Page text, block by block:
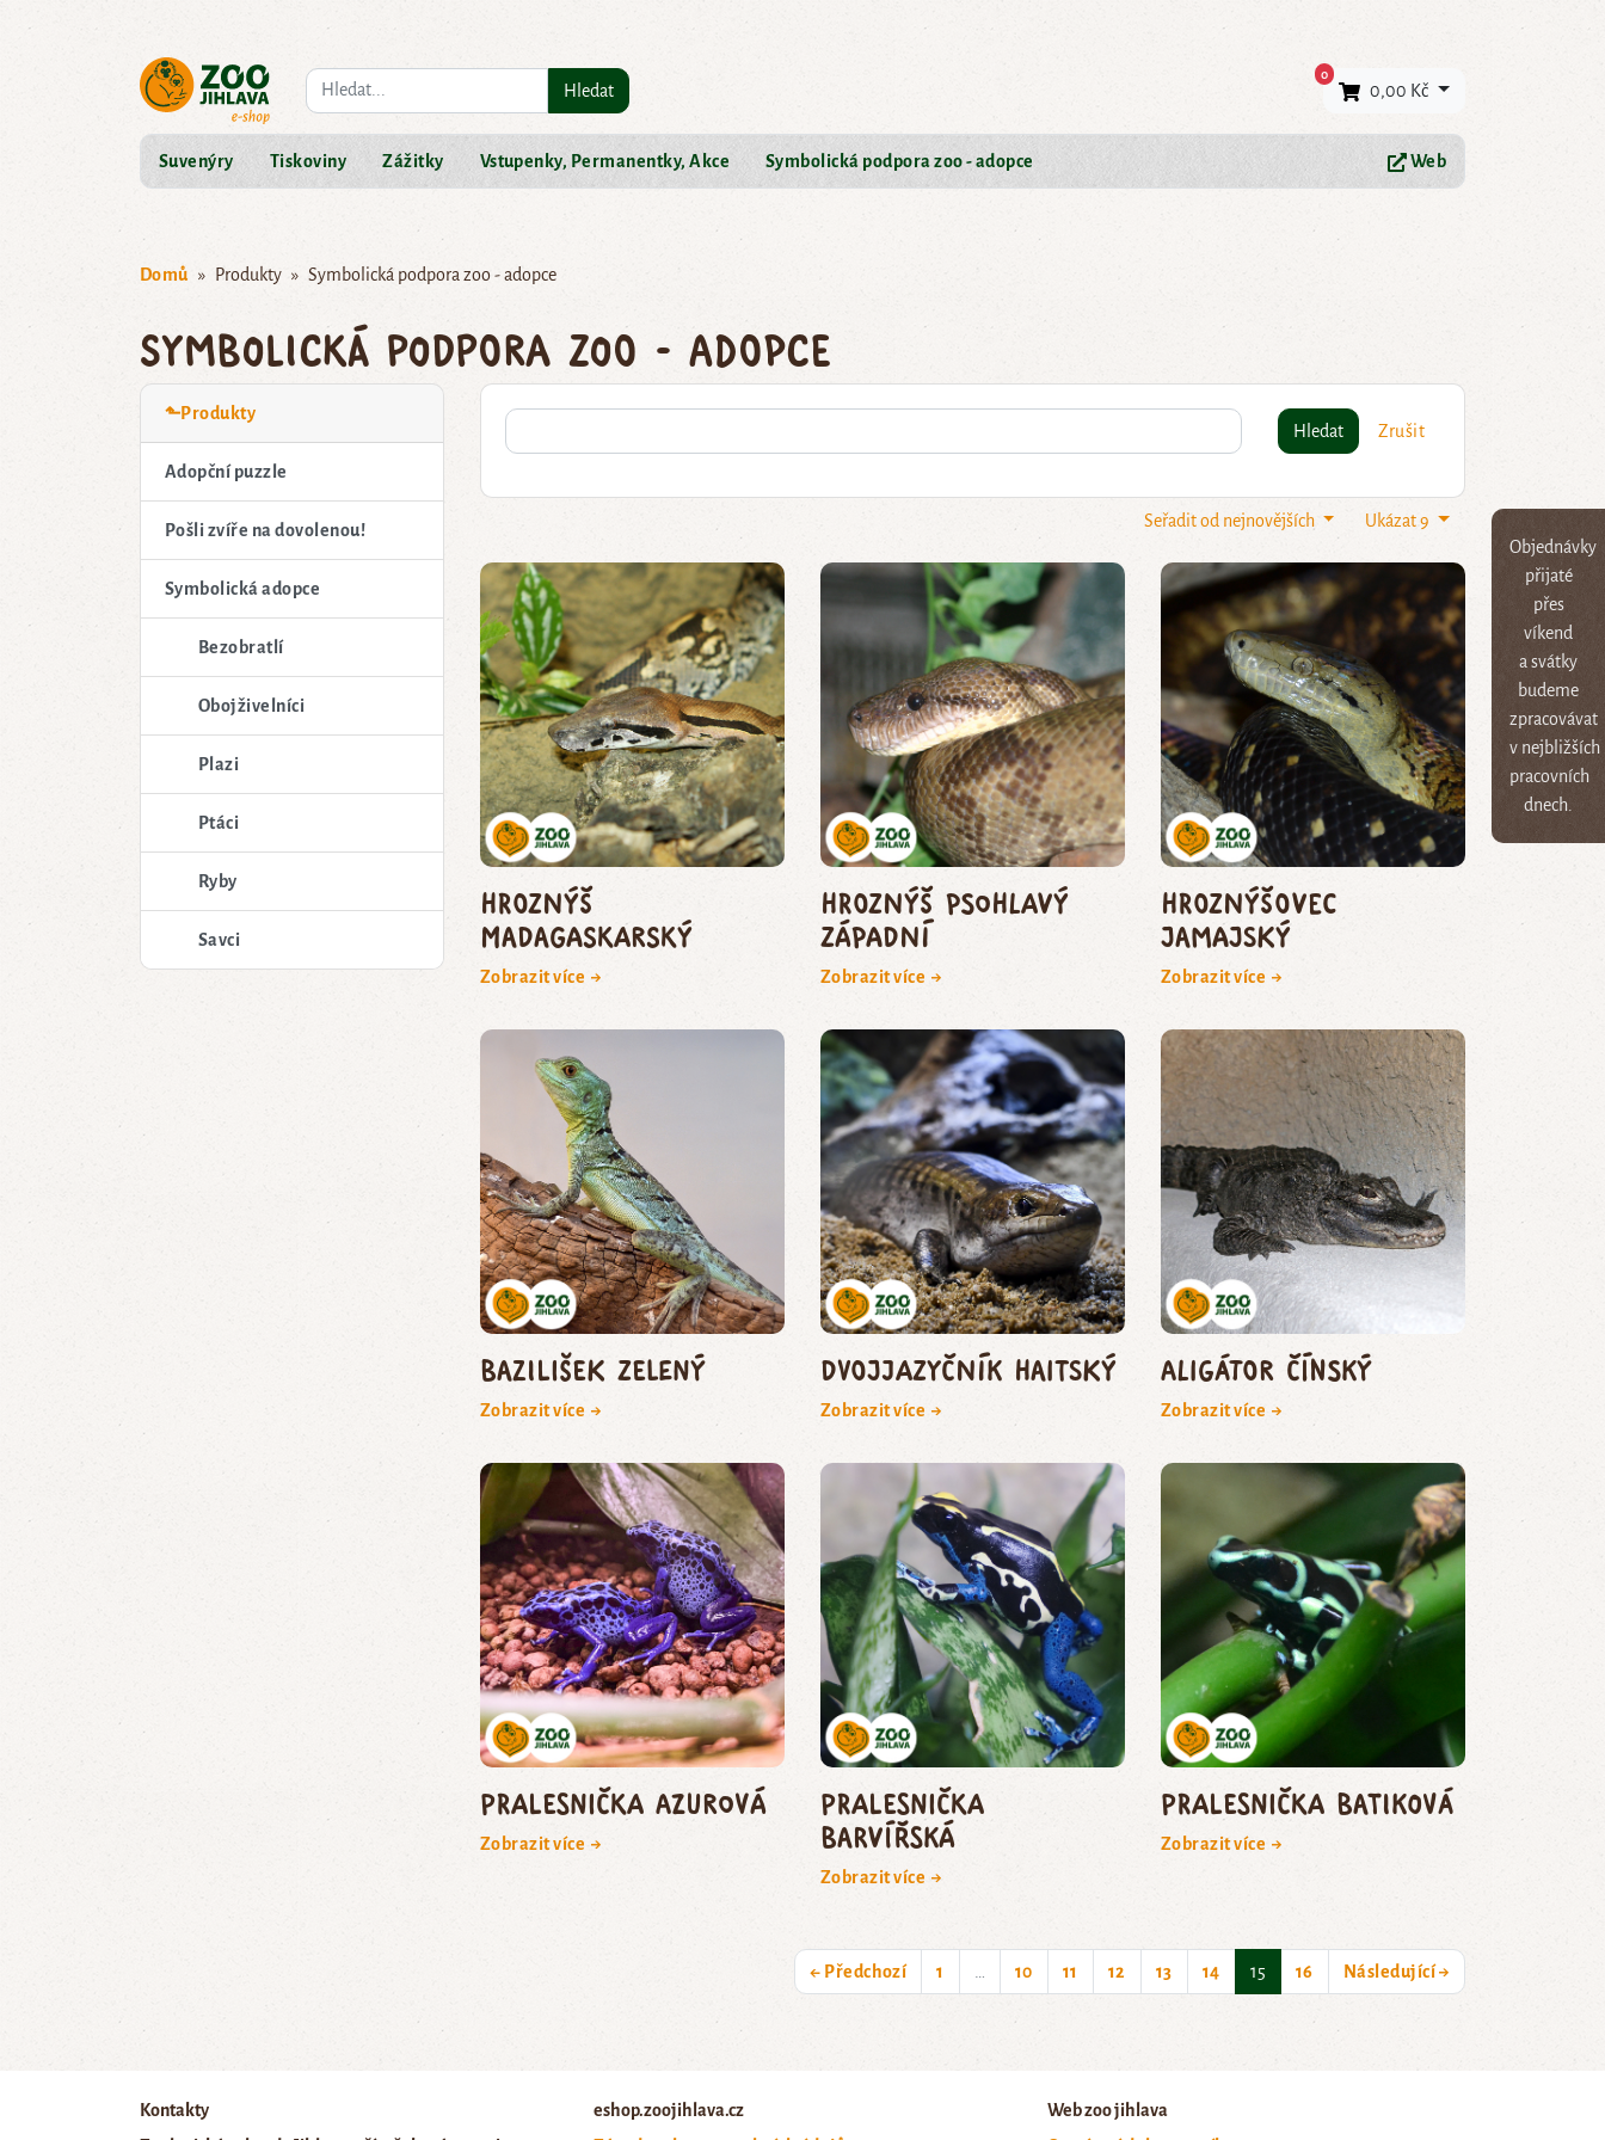
Objednávky
přijaté
přes
víkend
a svátky
budeme
zpracovávat
v nejbližších
pracovních
dnech.
Co hledáte? Hledat
0×
0,00 Kč
Suvenýry Tiskoviny Zážitky Vstupenky, Permanentky, Akce Symbolická podpora zoo - adopce Web
Domů Produkty Symbolická podpora zoo - adopce
Symbolická podpora zoo - adopce
⬑Produkty
Adopční puzzle
Pošli zvíře na dovolenou!
Symbolická adopce
Bezobratlí
Obojživelníci
Plazi
Ptáci
Ryby
Savci
Hledat Zrušit
Ukázat 9
Seřadit od nejnovějších
hroznýš
madagaskarský
Zobrazit více →
hroznýš psohlavý
západní
Zobrazit více →
hroznýšovec
jamajský
Zobrazit více →
bazilišek zelený
Zobrazit více →
dvojjazyčník haitský
Zobrazit více →
aligátor čínský
Zobrazit více →
pralesnička azurová
Zobrazit více →
pralesnička
barvířská
Zobrazit více →
pralesnička batiková
Zobrazit více →
← Předchozí 1 10 11 12 13 14 15(current)
16 Následující →
Kontakty
eshop.zoojihlava.cz
Web zoo jihlava